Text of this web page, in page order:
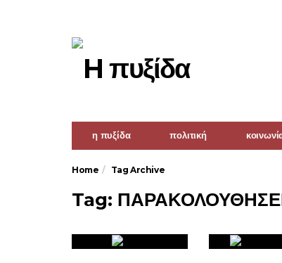
η πυξίδα πολιτική
Home Tag Archive
Tag: